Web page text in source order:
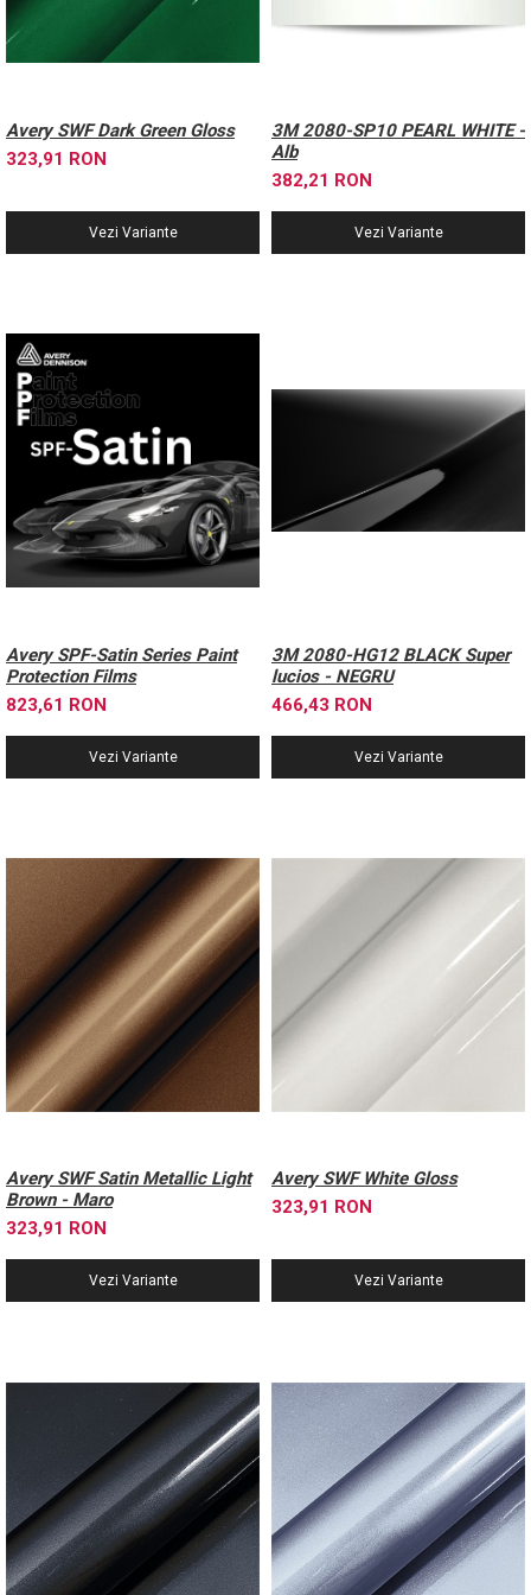
Avery SWF Dark Green Gloss
323,91 RON
Vezi Variante
3M 2080-SP10 PEARL WHITE -
Alb
382,21 RON
Vezi Variante
Avery SPF-Satin Series Paint
Protection Films
823,61 RON
Vezi Variante
3M 2080-HG12 BLACK Super
lucios - NEGRU
466,43 RON
Vezi Variante
Avery SWF Satin Metallic Light
Brown - Maro
323,91 RON
Vezi Variante
Avery SWF White Gloss
323,91 RON
Vezi Variante